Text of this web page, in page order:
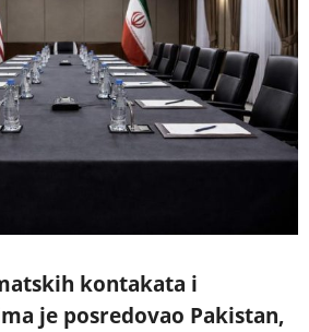
kontakata i
je posredovao Pakistan,